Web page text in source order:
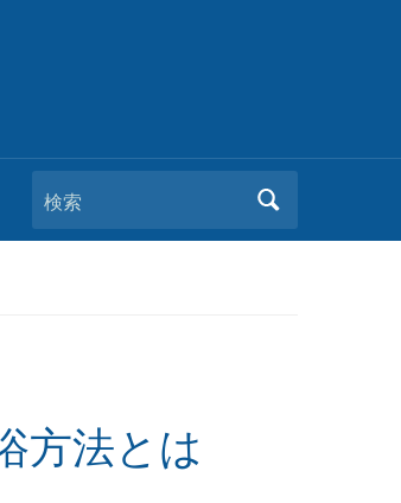
検索
方法とは